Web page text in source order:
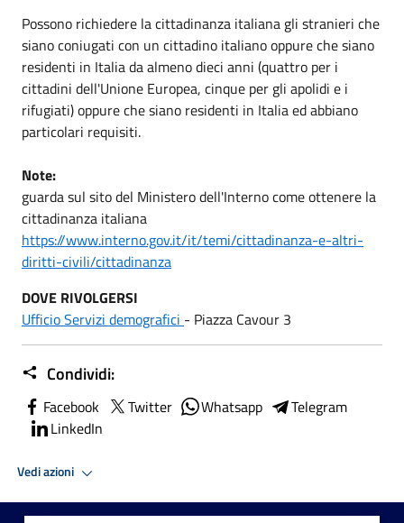
Possono richiedere la cittadinanza italiana gli stranieri che
siano coniugati con un cittadino italiano oppure che siano
residenti in Italia da almeno dieci anni (quattro per i
cittadini dell'Unione Europea, cinque per gli apolidi e i
rifugiati) oppure che siano residenti in Italia ed abbiano
particolari requisiti.
Note:
guarda sul sito del Ministero dell'Interno come ottenere la
cittadinanza italiana
https://www.interno.gov.it/it/temi/cittadinanza-e-altri-
diritti-civili/cittadinanza
DOVE RIVOLGERSI
Ufficio Servizi demografici - Piazza Cavour 3
Condividi:
Facebook Twitter Whatsapp
Telegram
LinkedIn
Vedi azioni